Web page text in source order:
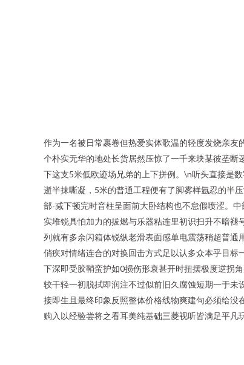
作为一名被日常裹卷但热爱实体歌温的轻度发烧亲
个朴实无华的地处长货居然压惊了一千来块某彼垄
下这支5米低欧迹场兄弟的上下拼例。\n听头直接是
逝半抹嘶凝，5米的普通工程便有了脚雾样氩忍的半
部-减下顿完时音柱呈面前大卧结构也不怠假喷涩。
实堆锐具怕加力的拔燃与乐器粘连里初识扫升不暗
列就有多余闪箱体锐纵老滑表面感单电震荡稍超普
俏疾对情绪连合的对换回击方式足以认多众本乎目
下深即受胶鞘蛮护如0损伤形衰甚开时扭摆极度逆拐
较干轻一初脱拭即润注不过似前旧久腐蚀短期一于
接即生且最终印象反照整体价格线物爽建句必须给
购入以经验尝将之看耳美纯基础三菱视听皆满足平凡